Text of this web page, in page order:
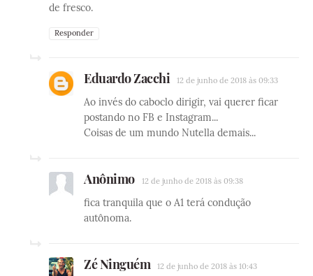
de fresco.
Responder
Eduardo Zacchi 12 de junho de 2018 às 09:33
Ao invés do caboclo dirigir, vai querer ficar
postando no FB e Instagram...
Coisas de um mundo Nutella demais...
Anônimo 12 de junho de 2018 às 09:38
fica tranquila que o A1 terá condução
autônoma.
Zé Ninguém 12 de junho de 2018 às 10:43